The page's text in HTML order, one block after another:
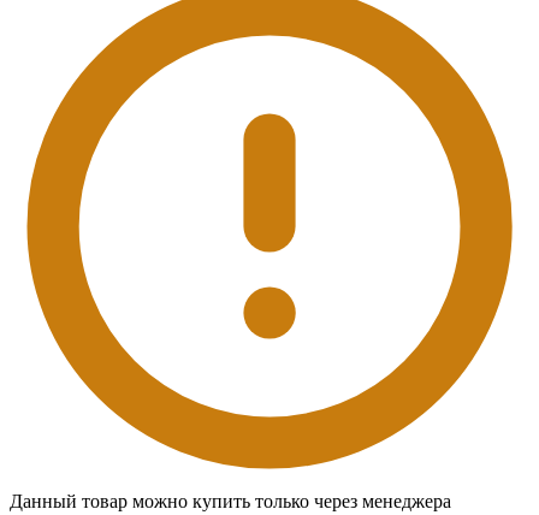
Данный товар можно купить только через менеджера